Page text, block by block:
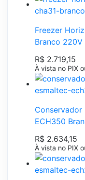
Freezer
Branco 220V
R$ 2.719,15
À vista no PIX
ECH350
R$ 2.634,15
À vista no PIX